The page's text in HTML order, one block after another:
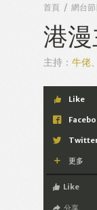
首頁 網台節
港
主持： 牛佬
Like
更多
Like
分享